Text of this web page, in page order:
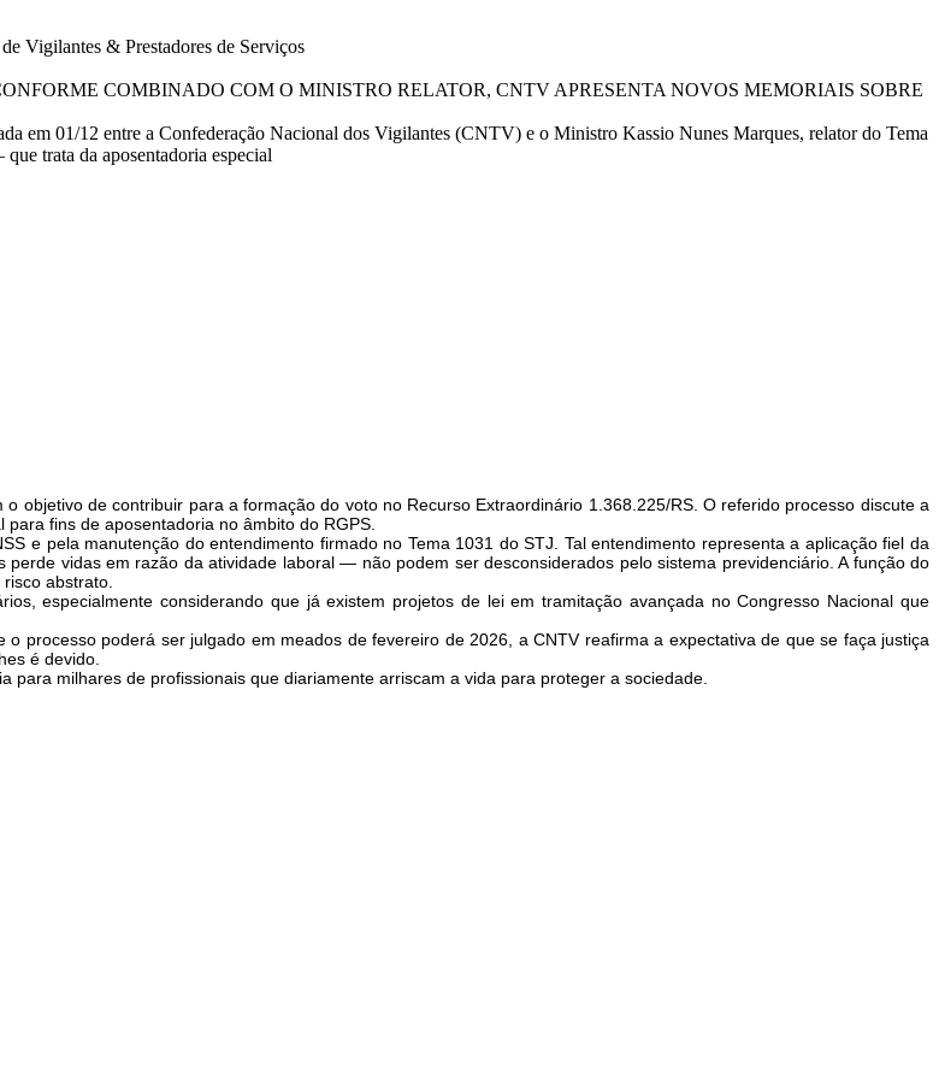
Vigilantes & Prestadores de Serviços
COMBINADO COM O MINISTRO RELATOR, CNTV APRESENTA NOVOS MEMORIAIS SOBRE
em 01/12 entre a Confederação Nacional dos Vigilantes (CNTV) e o Ministro Kassio Nunes Marques, relator do Tema
trata da aposentadoria especial
objetivo de contribuir para a formação do voto no Recurso Extraordinário 1.368.225/RS. O referido processo discute a
fins de aposentadoria no âmbito do RGPS.
e pela manutenção do entendimento firmado no Tema 1031 do STJ. Tal entendimento representa a aplicação fiel da
vidas em razão da atividade laboral — não podem ser desconsiderados pelo sistema previdenciário. A função do
abstrato.
especialmente considerando que já existem projetos de lei em tramitação avançada no Congresso Nacional que
processo poderá ser julgado em meados de fevereiro de 2026, a CNTV reafirma a expectativa de que se faça justiça
é devido.
milhares de profissionais que diariamente arriscam a vida para proteger a sociedade.